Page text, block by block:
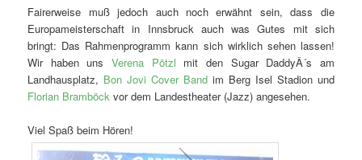
Fairerweise muß jedoch auch noch erwähnt sein, dass die
Europameisterschaft in Innsbruck auch was Gutes mit sich
bringt: Das Rahmenprogramm kann sich wirklich sehen lassen!
Wir haben unsVerena Pötzl mit den Sugar DaddyÂ´s am
Landhausplatz, Bon Jovi Cover Band im Berg Isel Stadion und
Florian Bramböck vor dem Landestheater (Jazz) angesehen.
Viel Spaß beim Hören!